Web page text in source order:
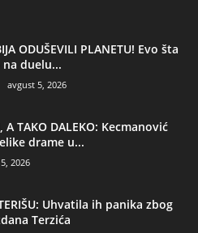
ODUŠEVILI PLANETU! Evo šta
duelu...
avgust 5, 2026
A TAKO DALEKO: Kecmanović
drame u...
2026
Uhvatila ih panika zbog
Terzića